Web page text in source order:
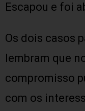
Escapou e foi
Os dois casos
lembram que
compromisso
com os